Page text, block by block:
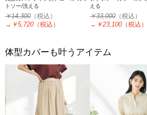
トソー/洗える
￥14,300 （税込）
→ ￥5,720 （税込）
える
￥33,000（税込）
→ ￥23,100 （税込）
体型カバーも叶うアイテム